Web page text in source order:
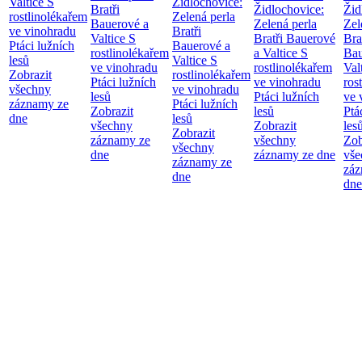
rostlinolékařem
ve vinohradu
Ptáci lužních
lesů
Zobrazit
všechny
záznamy ze
dne
Bratři
Bauerové a
Valtice S
rostlinolékařem
ve vinohradu
Ptáci lužních
lesů
Zobrazit
všechny
záznamy ze
dne
Zelená perla
Bratři
Bauerové a
Valtice S
rostlinolékařem
ve vinohradu
Ptáci lužních
lesů
Zobrazit
všechny
záznamy ze
dne
Židlochovice:
Zelená perla
Bratři Bauerové
a Valtice S
rostlinolékařem
ve vinohradu
Ptáci lužních
lesů
Zobrazit
všechny
záznamy ze dne
ve
dne